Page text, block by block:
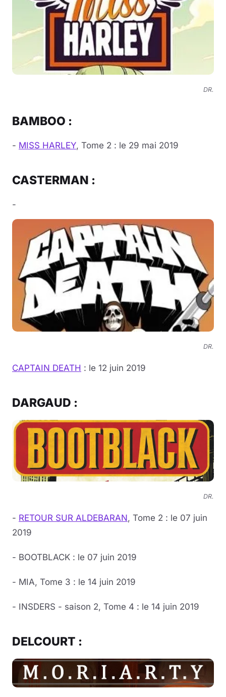
DR.
BAMBOO :
- MISS HARLEY, Tome 2 : le 29 mai 2019
CASTERMAN :
-
DR.
CAPTAIN DEATH : le 12 juin 2019
DARGAUD :
DR.
- RETOUR SUR ALDEBARAN, Tome 2 : le 07 juin
2019
- BOOTBLACK : le 07 juin 2019
- MIA, Tome 3 : le 14 juin 2019
- INSDERS - saison 2, Tome 4 : le 14 juin 2019
DELCOURT :